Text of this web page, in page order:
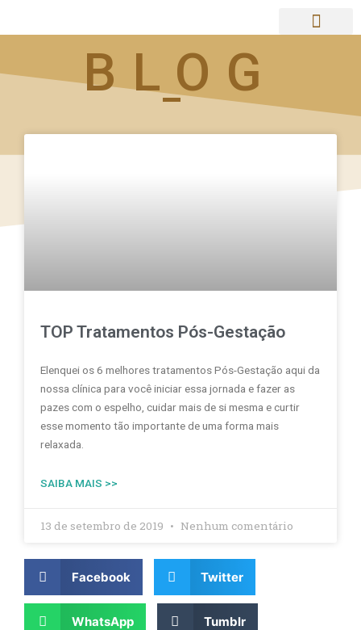
BLOG
TOP Tratamentos Pós-Gestação
Elenquei os 6 melhores tratamentos Pós-Gestação aqui da
nossa clínica para você iniciar essa jornada e fazer as
pazes com o espelho, cuidar mais de si mesma e curtir
esse momento tão importante de uma forma mais
relaxada.
SAIBA MAIS >>
13 de setembro de 2019 Nenhum comentário
Facebook Twitter
WhatsApp Tumblr